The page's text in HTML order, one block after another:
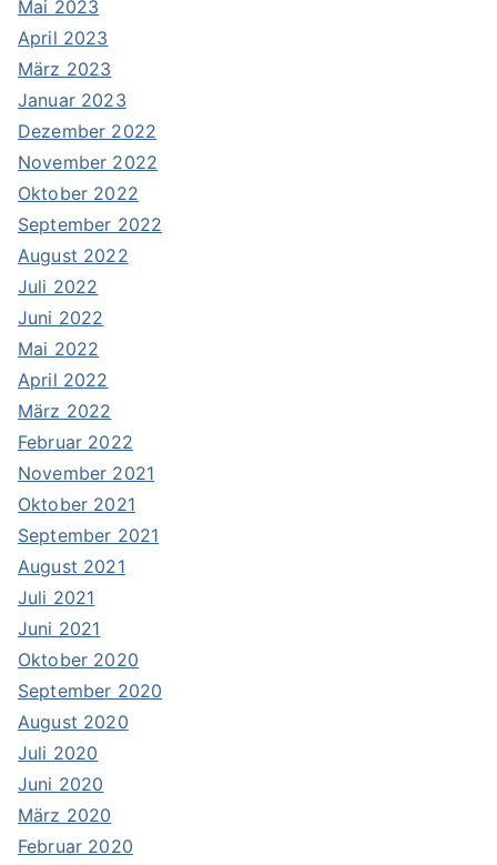
Mai 2023
April 2023
März 2023
Januar 2023
Dezember 2022
November 2022
Oktober 2022
September 2022
August 2022
Juli 2022
Juni 2022
Mai 2022
April 2022
März 2022
Februar 2022
November 2021
Oktober 2021
September 2021
August 2021
Juli 2021
Juni 2021
Oktober 2020
September 2020
August 2020
Juli 2020
Juni 2020
März 2020
Februar 2020